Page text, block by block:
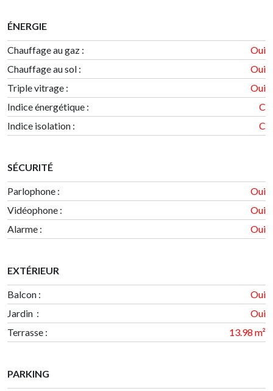
ÉNERGIE
Chauffage au gaz :
Oui
Chauffage au sol :
Oui
Triple vitrage :
Oui
Indice énergétique :
C
Indice isolation : C
SÉCURITÉ
Parlophone :
Oui
Vidéophone :
Oui
Alarme :
Oui
EXTÉRIEUR
Balcon :
Oui
Jardin :
Oui
Terrasse : 13.98 m²
PARKING